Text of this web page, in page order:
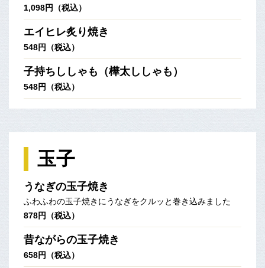
1,098円（税込）
エイヒレ炙り焼き
548円（税込）
子持ちししゃも（樺太ししゃも）
548円（税込）
玉子
うなぎの玉子焼き
ふわふわの玉子焼きにうなぎをクルッと巻き込みました
878円（税込）
昔ながらの玉子焼き
658円（税込）